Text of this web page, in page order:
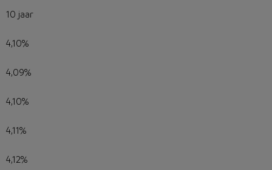
10 jaar
4,10%
4,09%
4,10%
4,11%
4,12%